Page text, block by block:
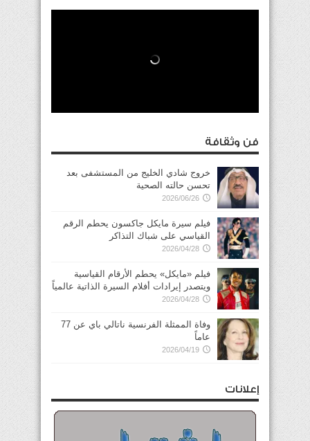
فن وثقافة
خروج شادي الخليج من المستشفى بعد
تحسن حالته الصحية
2026/06/26
فيلم سيرة مايكل جاكسون يحطم الرقم
القياسي على شباك التذاكر
2026/04/28
فيلم «مايكل» يحطم الأرقام القياسية
ويتصدر إيرادات أفلام السيرة الذاتية عالمياً
2026/04/28
وفاة الممثلة الفرنسية ناتالي باي عن 77
عاماً
2026/04/19
إعلانات